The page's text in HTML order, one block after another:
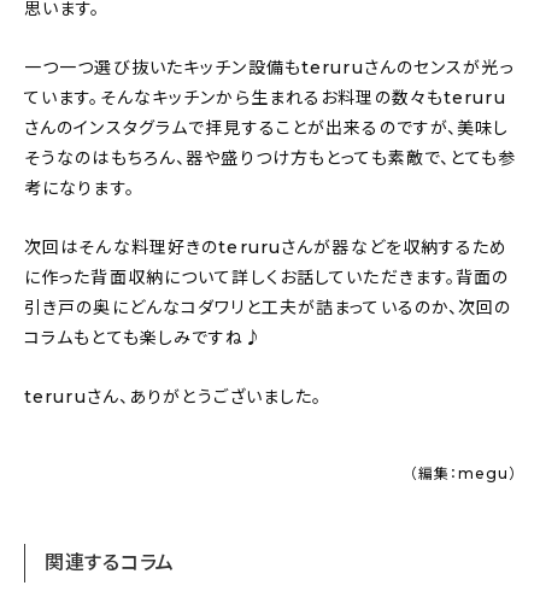
思います。
一つ一つ選び抜いたキッチン設備もteruruさんのセンスが光っ
ています。そんなキッチンから生まれるお料理の数々もteruru
さんのインスタグラムで拝見することが出来るのですが、美味し
そうなのはもちろん、器や盛りつけ方もとっても素敵で、とても参
考になります。
次回はそんな料理好きのteruruさんが器などを収納するため
に作った背面収納について詳しくお話していただきます。背面の
引き戸の奥にどんなコダワリと工夫が詰まっているのか、次回の
コラムもとても楽しみですね♪
teruruさん、ありがとうございました。
（編集：megu）
関連するコラム